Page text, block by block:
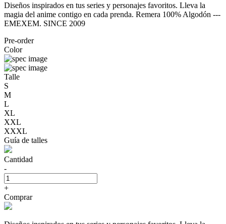
Diseños inspirados en tus series y personajes favoritos. Lleva la
magia del anime contigo en cada prenda. Remera 100% Algodón ---
EMEXEM. SINCE 2009
Pre-order
Color
Talle
S
M
L
XL
XXL
XXXL
Guía de talles
Cantidad
-
+
Comprar